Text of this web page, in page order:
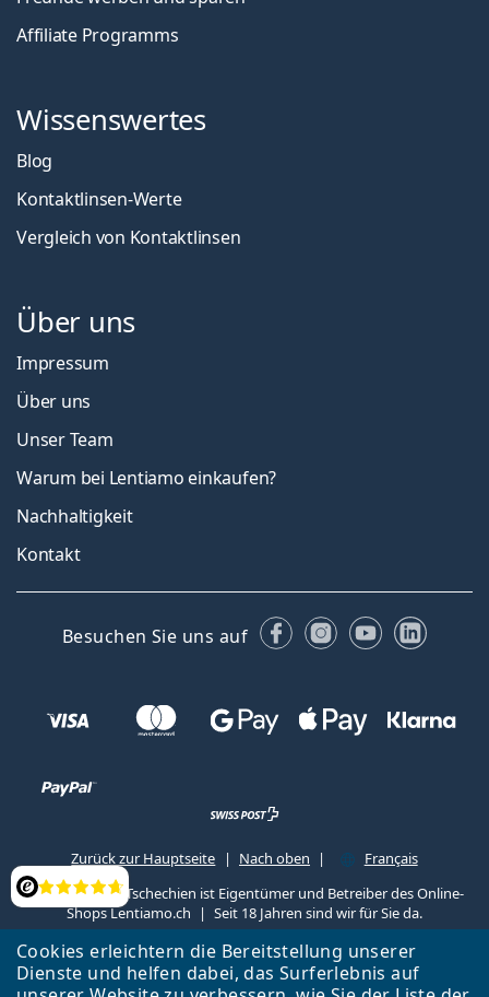
Cookies erleichtern die Bereitstellung unserer
Dienste und helfen dabei, das Surferlebnis auf
Bewertung
Affiliate Programms
Wissenswertes
Blog
Kontaktlinsen-Werte
Vergleich von Kontaktlinsen
Über uns
Impressum
Über uns
Unser Team
Warum bei Lentiamo einkaufen?
Nachhaltigkeit
Kontakt
Besuchen Sie uns auf FacebookInstagram
YouTube
Zurück zur Hauptseite Nach oben
Français
Lentiamo s.r.o., Tschechien ist Eigentümer und Betreiber des Online-
Shops Lentiamo.ch
Seit 18 Jahren sind wir für Sie da.